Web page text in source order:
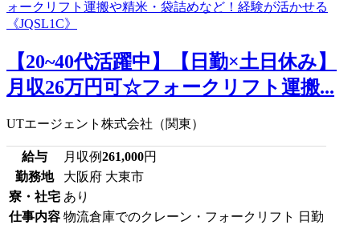
【20~40代活躍中】【日勤×土日休み】
月収26万円可☆フォークリフト運搬...
UTエージェント株式会社（関東）
給与 月収例261,000円
勤務地
大阪府 大東市
寮・社宅 あり
仕事内容 物流倉庫でのクレーン・フォークリフト 日勤